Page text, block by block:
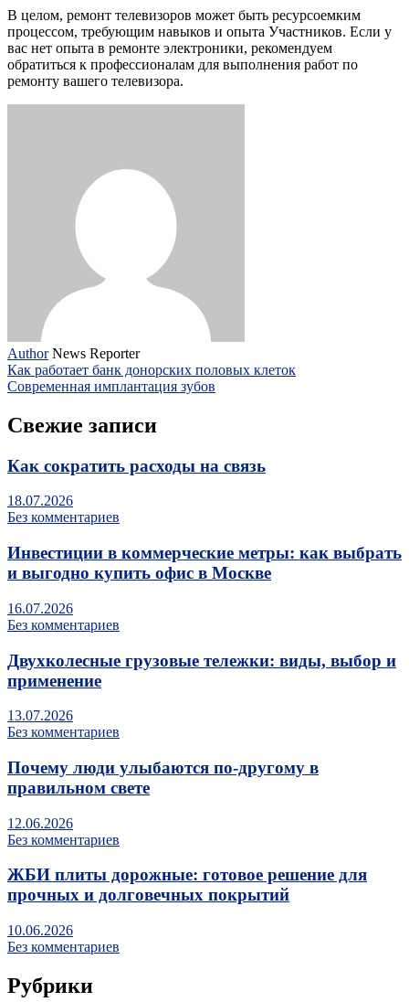
В целом, ремонт телевизоров может быть ресурсоемким
процессом, требующим навыков и опыта Участников. Если у
вас нет опыта в ремонте электроники, рекомендуем
обратиться к профессионалам для выполнения работ по
ремонту вашего телевизора.
Author News Reporter
Как работает банк донорских половых клеток
Современная имплантация зубов
Свежие записи
Как сократить расходы на связь
18.07.2026
Без комментариев
Инвестиции в коммерческие метры: как выбрать
и выгодно купить офис в Москве
16.07.2026
Без комментариев
Двухколесные грузовые тележки: виды, выбор и
применение
13.07.2026
Без комментариев
Почему люди улыбаются по‑другому в
правильном свете
12.06.2026
Без комментариев
ЖБИ плиты дорожные: готовое решение для
прочных и долговечных покрытий
10.06.2026
Без комментариев
Рубрики